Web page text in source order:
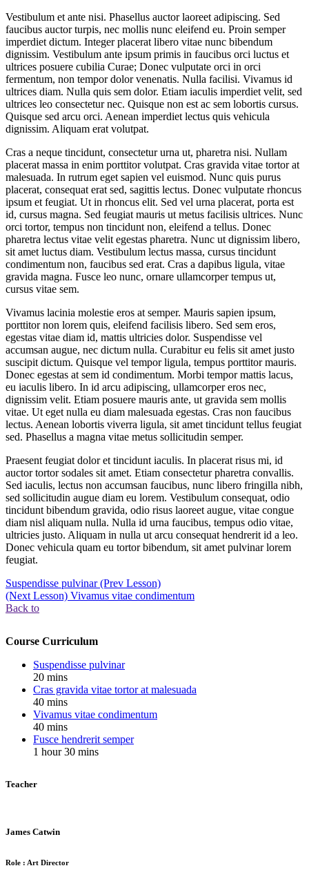
Vestibulum et ante nisi. Phasellus auctor laoreet adipiscing. Sed
faucibus auctor turpis, nec mollis nunc eleifend eu. Proin semper
imperdiet dictum. Integer placerat libero vitae nunc bibendum
dignissim. Vestibulum ante ipsum primis in faucibus orci luctus et
ultrices posuere cubilia Curae; Donec vulputate orci in orci
fermentum, non tempor dolor venenatis. Nulla facilisi. Vivamus id
ultrices diam. Nulla quis sem dolor. Etiam iaculis imperdiet velit, sed
ultrices leo consectetur nec. Quisque non est ac sem lobortis cursus.
Quisque sed arcu orci. Aenean imperdiet lectus quis vehicula
dignissim. Aliquam erat volutpat.
Cras a neque tincidunt, consectetur urna ut, pharetra nisi. Nullam
placerat massa in enim porttitor volutpat. Cras gravida vitae tortor at
malesuada. In rutrum eget sapien vel euismod. Nunc quis purus
placerat, consequat erat sed, sagittis lectus. Donec vulputate rhoncus
ipsum et feugiat. Ut in rhoncus elit. Sed vel urna placerat, porta est
id, cursus magna. Sed feugiat mauris ut metus facilisis ultrices. Nunc
orci tortor, tempus non tincidunt non, eleifend a tellus. Donec
pharetra lectus vitae velit egestas pharetra. Nunc ut dignissim libero,
sit amet luctus diam. Vestibulum lectus massa, cursus tincidunt
condimentum non, faucibus sed erat. Cras a dapibus ligula, vitae
gravida magna. Fusce leo nunc, ornare ullamcorper tempus ut,
cursus vitae sem.
Vivamus lacinia molestie eros at semper. Mauris sapien ipsum,
porttitor non lorem quis, eleifend facilisis libero. Sed sem eros,
egestas vitae diam id, mattis ultricies dolor. Suspendisse vel
accumsan augue, nec dictum nulla. Curabitur eu felis sit amet justo
suscipit dictum. Quisque vel tempor ligula, tempus porttitor mauris.
Donec egestas at sem id condimentum. Morbi tempor mattis lacus,
eu iaculis libero. In id arcu adipiscing, ullamcorper eros nec,
dignissim velit. Etiam posuere mauris ante, ut gravida sem mollis
vitae. Ut eget nulla eu diam malesuada egestas. Cras non faucibus
lectus. Aenean lobortis viverra ligula, sit amet tincidunt tellus feugiat
sed. Phasellus a magna vitae metus sollicitudin semper.
Praesent feugiat dolor et tincidunt iaculis. In placerat risus mi, id
auctor tortor sodales sit amet. Etiam consectetur pharetra convallis.
Sed iaculis, lectus non accumsan faucibus, nunc libero fringilla nibh,
sed sollicitudin augue diam eu lorem. Vestibulum consequat, odio
tincidunt bibendum gravida, odio risus laoreet augue, vitae congue
diam nisl aliquam nulla. Nulla id urna faucibus, tempus odio vitae,
ultricies justo. Aliquam in nulla ut arcu consequat hendrerit id a leo.
Donec vehicula quam eu tortor bibendum, sit amet pulvinar lorem
feugiat.
Suspendisse pulvinar(Prev Lesson)
(Next Lesson) Vivamus vitae condimentum
Back to
Course Curriculum
Suspendisse pulvinar
20 mins
Cras gravida vitae tortor at malesuada
40 mins
Vivamus vitae condimentum
40 mins
Fusce hendrerit semper
1 hour 30 mins
Teacher
James Catwin
Role : Art Director